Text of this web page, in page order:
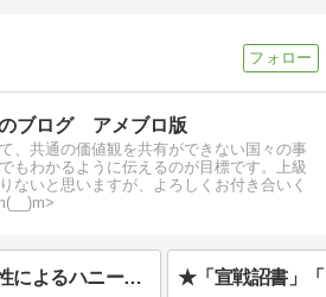
ブログ アメブロ版
、共通の価値観を共有ができない国々の事
もわかるように伝えるのが目標です。上級
ないと思いますが、よろしくお付き合いく
☆中国共産党工作員女性によるハニートラップ